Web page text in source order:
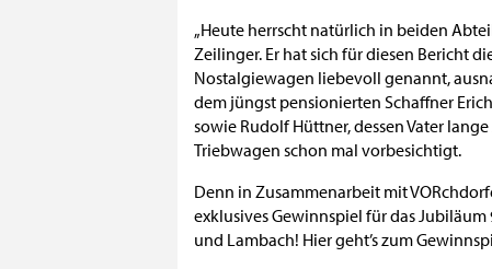
„Heute herrscht natürlich in beiden
Zeilinger. Er hat sich für diesen Bericht
Nostalgiewagen liebevoll genannt,
dem jüngst pensionierten Schaffner
sowie Rudolf Hüttner, dessen Vater
Triebwagen schon mal vorbesichtigt.
Denn in Zusammenarbeit mit
exklusives Gewinnspiel für das
und Lambach! Hier geht’s zum